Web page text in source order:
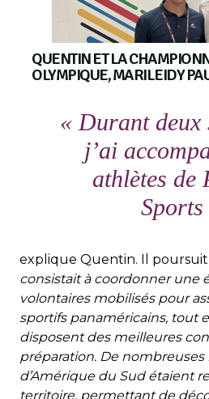
QUENTIN ET LA
OLYMPIQUE, MARILEIDY
« Durant deux
j’ai
athlètes de
Sports
explique Quentin. Il poursuit
consistait à coordonner une
volontaires mobilisés pour
sportifs panaméricains, tout
disposent des meilleures
préparation. De
d’Amérique du Sud étaient
territoire, permettant de